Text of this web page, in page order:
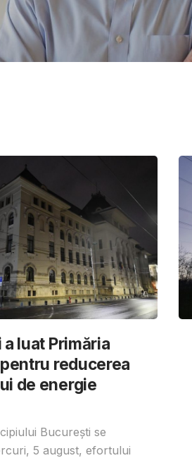
luat Primăria
reducerea
de energie
București se
5 august, efortului